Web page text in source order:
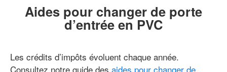
Aides pour changer de porte
d’entrée en PVC
Les crédits d’impôts évoluent chaque année.
Consultez notre guide des aides pour changer de